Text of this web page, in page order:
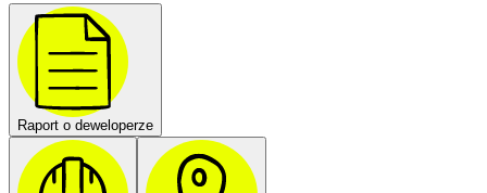
Raport o deweloperze